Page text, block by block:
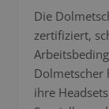
Die
zertifiziert,
Dolmetscher
ihre